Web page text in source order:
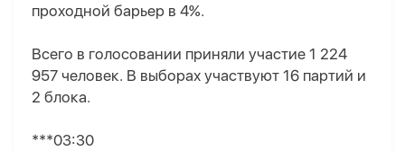
проходной барьер в 4%.
Всего в голосовании приняли участие 1 224
957 человек. В выборах участвуют 16 партий и
2 блока.
***03:30